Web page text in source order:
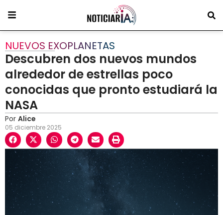
NUEVOS EXOPLANETAS
Descubren dos nuevos mundos
alrededor de estrellas poco
conocidas que pronto estudiará la
NASA
Por Alice
05 diciembre 2025